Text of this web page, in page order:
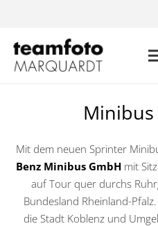
Mit dem neuen Sprinter
Benz Minibus GmbH mit
auf Tour quer durchs
Bundesland Rheinland-
die Stadt Koblenz und